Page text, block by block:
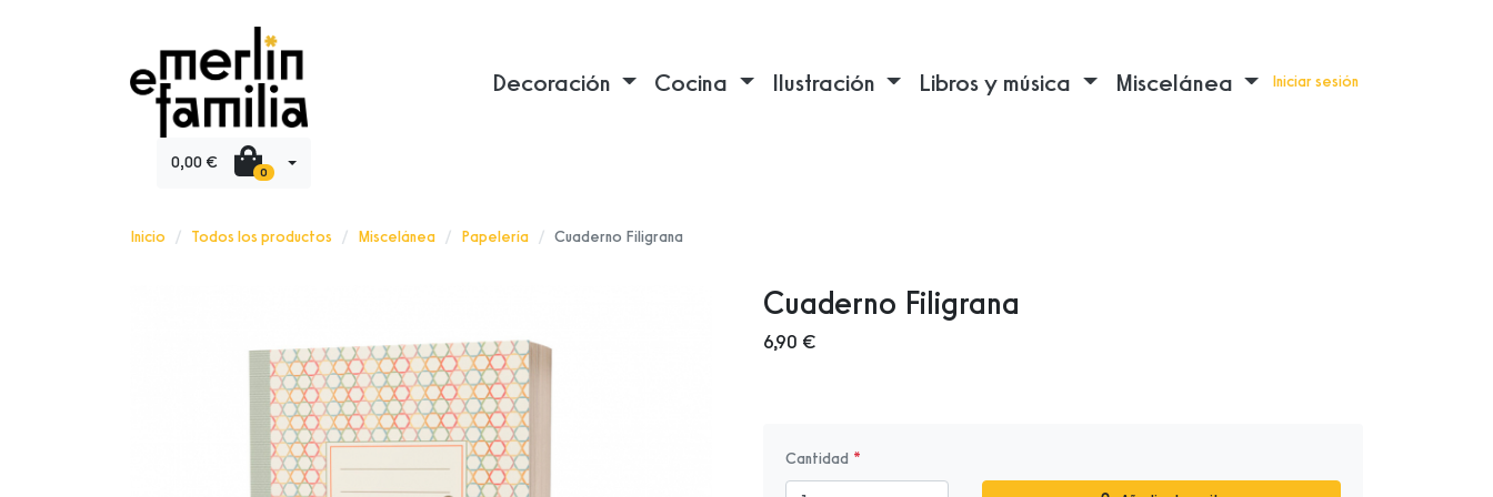
Decoración Cocina Ilustración Libros y música Miscelánea Iniciar sesión
0,00 € 0
Inicio Todos los productos Miscelánea Papelería Cuaderno Filigrana
Cuaderno Filigrana
6,90 €
Cantidad